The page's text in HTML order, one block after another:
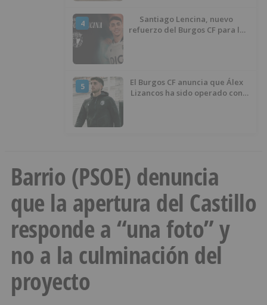
4
Santiago Lencina, nuevo
refuerzo del Burgos CF para la
5
El Burgos CF anuncia que Álex
Lizancos ha sido operado con
Barrio (PSOE) denuncia
que la apertura del Castillo
responde a “una foto” y
no a la culminación del
proyecto